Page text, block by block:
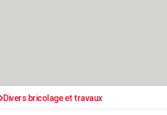
Divers bricolage et travaux